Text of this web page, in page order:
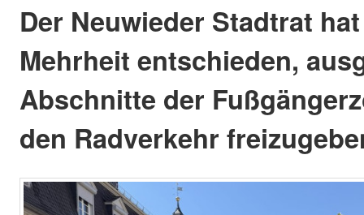
Der Neuwieder Stadtrat
Mehrheit entschieden,
Abschnitte der
den Radverkehr